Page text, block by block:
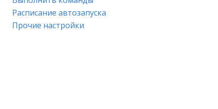
Расписание автозапуска
Прочие настройки